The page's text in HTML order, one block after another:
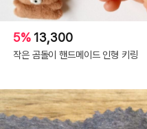
5% 13,300
작은 곰돌이 핸드메이드 인형 키링